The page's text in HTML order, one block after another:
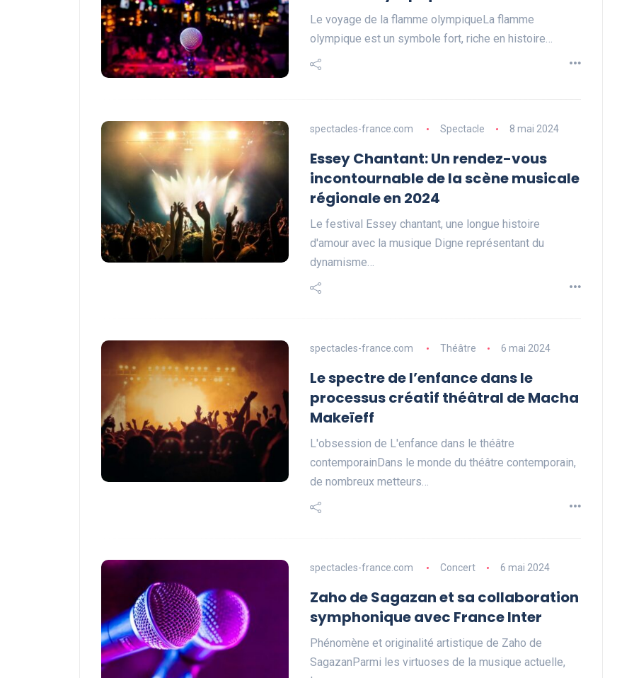
Le voyage de la flamme olympiqueLa flamme
olympique est un symbole fort, riche en histoire…
spectacles-france.com Spectacle 8 mai 2024
Essey Chantant: Un rendez-vous
incontournable de la scène musicale
régionale en 2024
Le festival Essey chantant, une longue histoire
d'amour avec la musique Digne représentant du
dynamisme…
spectacles-france.com Théâtre 6 mai 2024
Le spectre de l’enfance dans le
processus créatif théâtral de Macha
Makeïeff
L'obsession de L'enfance dans le théâtre
contemporainDans le monde du théâtre contemporain,
de nombreux metteurs…
spectacles-france.com Concert 6 mai 2024
Zaho de Sagazan et sa collaboration
symphonique avec France Inter
Phénomène et originalité artistique de Zaho de
SagazanParmi les virtuoses de la musique actuelle,